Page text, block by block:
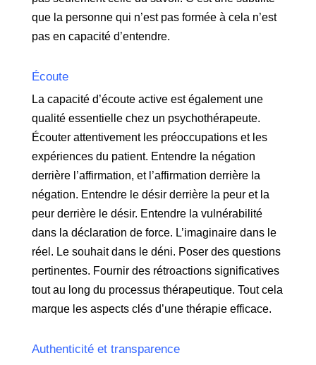
que la personne qui n’est pas formée à cela n’est
pas en capacité d’entendre.
Écoute
La capacité d’écoute active est également une
qualité essentielle chez un psychothérapeute.
Écouter attentivement les préoccupations et les
expériences du patient. Entendre la négation
derrière l’affirmation, et l’affirmation derrière la
négation. Entendre le désir derrière la peur et la
peur derrière le désir. Entendre la vulnérabilité
dans la déclaration de force. L’imaginaire dans le
réel. Le souhait dans le déni. Poser des questions
pertinentes. Fournir des rétroactions significatives
tout au long du processus thérapeutique. Tout cela
marque les aspects clés d’une thérapie efficace.
Authenticité et transparence